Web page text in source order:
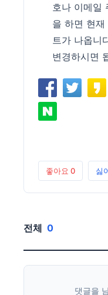
호나 이메일
을 하면 현
트가 나옵니
변경하시면
좋아요 0 싫
전체 0
댓글을